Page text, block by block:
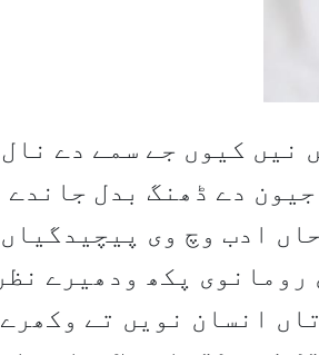
نیں کیوں جے سمے دے نال
دے ڈھنگ بدل جاندے
ادب وچ وی پیچیدگیاں
پکھ ودھیرے نظر
انسان نویں تے وکھرے